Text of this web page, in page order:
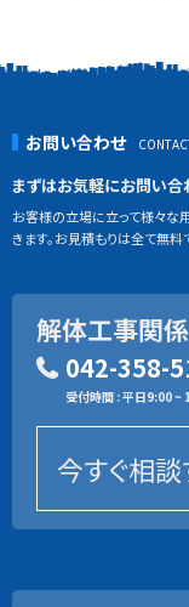
お問い合わせ
まずはお気軽にお問い合
お客様の立場に立って様々な
きます。お見積もりは全て無料
解体工事関係
042-358-
受付時間 : 平日9:00 ~
今すぐ相談